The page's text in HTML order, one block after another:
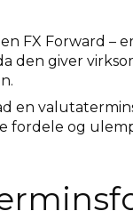
FX Forward –
den giver
en
fordele og